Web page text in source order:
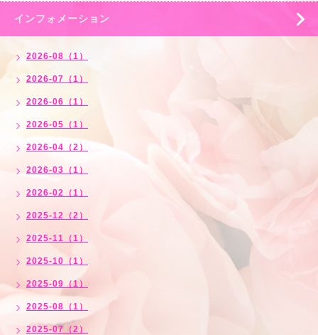
インフォメーション
2026-08（1）
2026-07（1）
2026-06（1）
2026-05（1）
2026-04（2）
2026-03（1）
2026-02（1）
2025-12（2）
2025-11（1）
2025-10（1）
2025-09（1）
2025-08（1）
2025-07（2）